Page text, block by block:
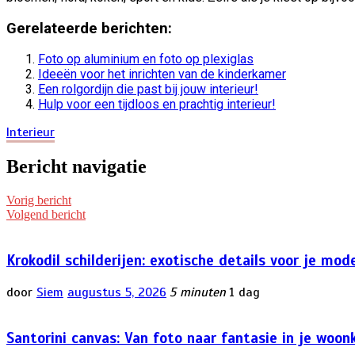
Gerelateerde berichten:
Foto op aluminium en foto op plexiglas
Ideeën voor het inrichten van de kinderkamer
Een rolgordijn die past bij jouw interieur!
Hulp voor een tijdloos en prachtig interieur!
Interieur
Bericht navigatie
Vorig bericht
Volgend bericht
Krokodil schilderijen: exotische details voor je
door Siem augustus 5, 2026 5 minuten 1 dag
Santorini canvas: Van foto naar fantasie in je